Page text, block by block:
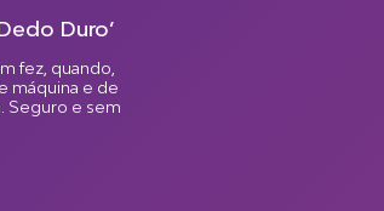
Duro’
fez, quando,
máquina e de
Seguro e sem